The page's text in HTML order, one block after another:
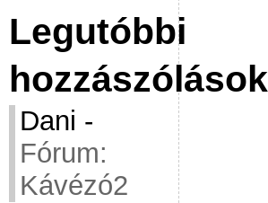
Legutóbbi
hozzászólások
Dani -
Fórum:
Kávézó2